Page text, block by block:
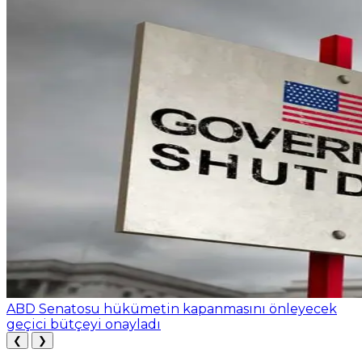
ABD Senatosu hükümetin kapanmasını önleyecek
geçici bütçeyi onayladı
❮ ❯